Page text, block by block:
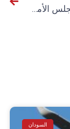
كيف أقرّ مجلس الأمن قرارا يكرّس الإدارة الاستعمارية الأمريكية لقطاع غزة
السودان